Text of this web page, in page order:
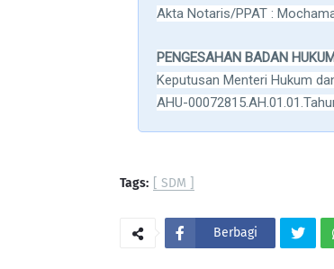
Akta Notaris/PPAT :
PENGESAHAN BADAN
Keputusan Menteri Hukum
AHU-
Tags: [ SDM ]
Berbagi